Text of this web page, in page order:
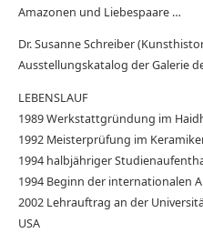
Amazonen und Liebespaare …
Dr. Susanne Schreiber
Ausstellungskatalog der Galerie
LEBENSLAUF
1989 Werkstattgründung im
1992 Meisterprüfung im
1994 halbjähriger
1994 Beginn der internationalen
2002 Lehrauftrag an der
USA